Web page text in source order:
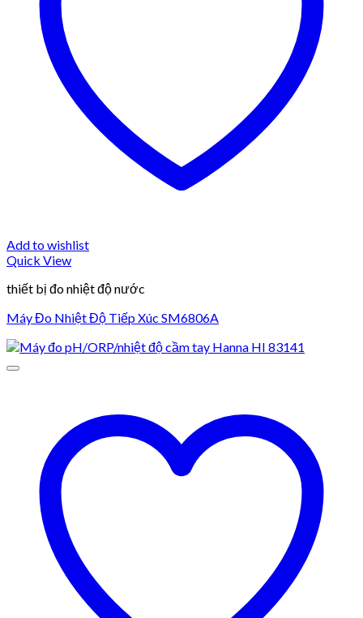
Add to wishlist
Quick View
thiết bị đo nhiệt độ nước
Máy Đo Nhiệt Độ Tiếp Xúc SM6806A